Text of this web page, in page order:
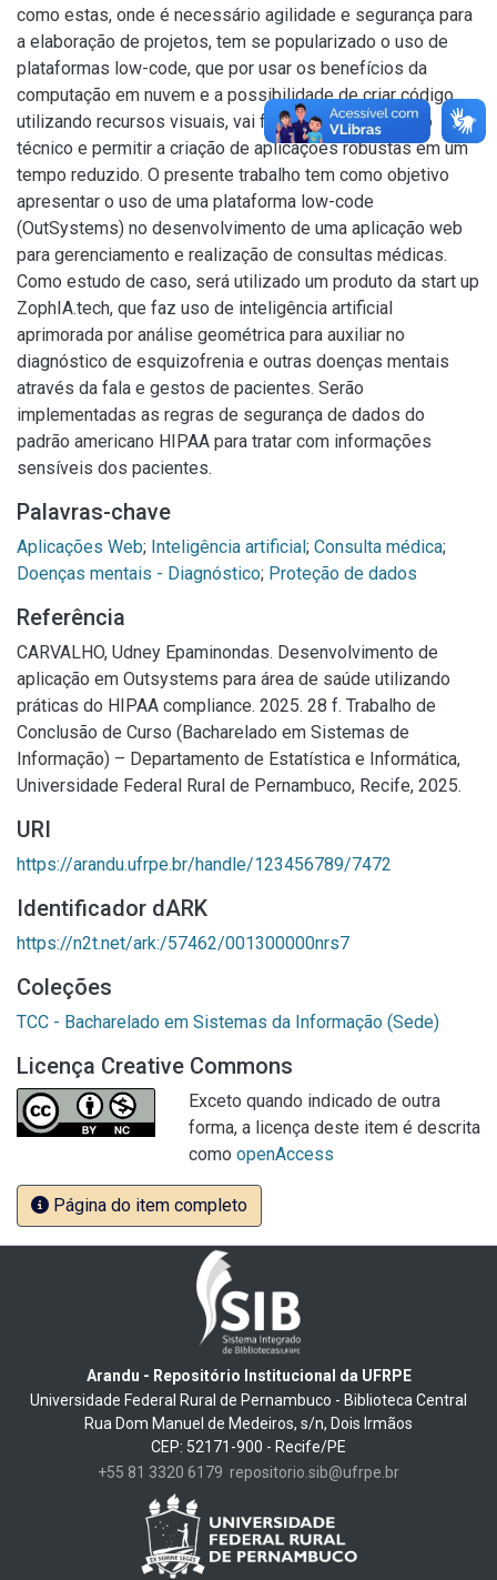
como estas, onde é necessário agilidade e segurança para
a elaboração de projetos, tem se popularizado o uso de
plataformas low-code, que por usar os benefícios da
computação em nuvem e a possibilidade de criar código
utilizando recursos visuais, vai facilitar o aprendizado
técnico e permitir a criação de aplicações robustas em um
tempo reduzido. O presente trabalho tem como objetivo
apresentar o uso de uma plataforma low-code
(OutSystems) no desenvolvimento de uma aplicação web
para gerenciamento e realização de consultas médicas.
Como estudo de caso, será utilizado um produto da start up
ZophIA.tech, que faz uso de inteligência artificial
aprimorada por análise geométrica para auxiliar no
diagnóstico de esquizofrenia e outras doenças mentais
através da fala e gestos de pacientes. Serão
implementadas as regras de segurança de dados do
padrão americano HIPAA para tratar com informações
sensíveis dos pacientes.
Palavras-chave
Aplicações Web; Inteligência artificial; Consulta médica;
Doenças mentais - Diagnóstico; Proteção de dados
Referência
CARVALHO, Udney Epaminondas. Desenvolvimento de
aplicação em Outsystems para área de saúde utilizando
práticas do HIPAA compliance. 2025. 28 f. Trabalho de
Conclusão de Curso (Bacharelado em Sistemas de
Informação) – Departamento de Estatística e Informática,
Universidade Federal Rural de Pernambuco, Recife, 2025.
URI
https://arandu.ufrpe.br/handle/123456789/7472
Identificador dARK
https://n2t.net/ark:/57462/001300000nrs7
Coleções
TCC - Bacharelado em Sistemas da Informação (Sede)
Licença Creative Commons
Exceto quando indicado de outra
forma, a licença deste item é descrita
como openAccess
Página do item completo
Arandu - Repositório Institucional da UFRPE
Universidade Federal Rural de Pernambuco - Biblioteca Central
Rua Dom Manuel de Medeiros, s/n, Dois Irmãos
CEP: 52171-900 - Recife/PE
+55 81 3320 6179 repositorio.sib@ufrpe.br